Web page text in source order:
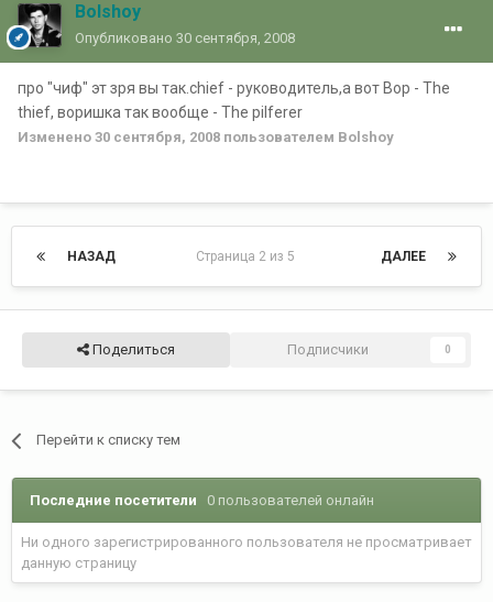
Bolshoy
Опубликовано 30 сентября, 2008
про "чиф" эт зря вы так.chief - руководитель,а вот Вор - The
thief, воришка так вообще - The pilferer
Изменено 30 сентября, 2008 пользователем Bolshoy
НАЗАД ДАЛЕЕ
Страница 2 из 5
Поделиться Подписчики 0
Перейти к списку тем
Последние посетители 0 пользователей онлайн
Ни одного зарегистрированного пользователя не просматривает
данную страницу